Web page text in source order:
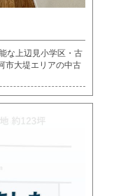
な上辺見小学区・古
市大堤エリアの中古